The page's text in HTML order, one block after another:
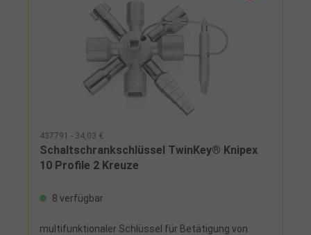
437791 - 34,03 €
Schaltschrankschlüssel TwinKey® Knipex
10 Profile 2 Kreuze
8 verfügbar
multifunktionaler Schlüssel für Betätigung von